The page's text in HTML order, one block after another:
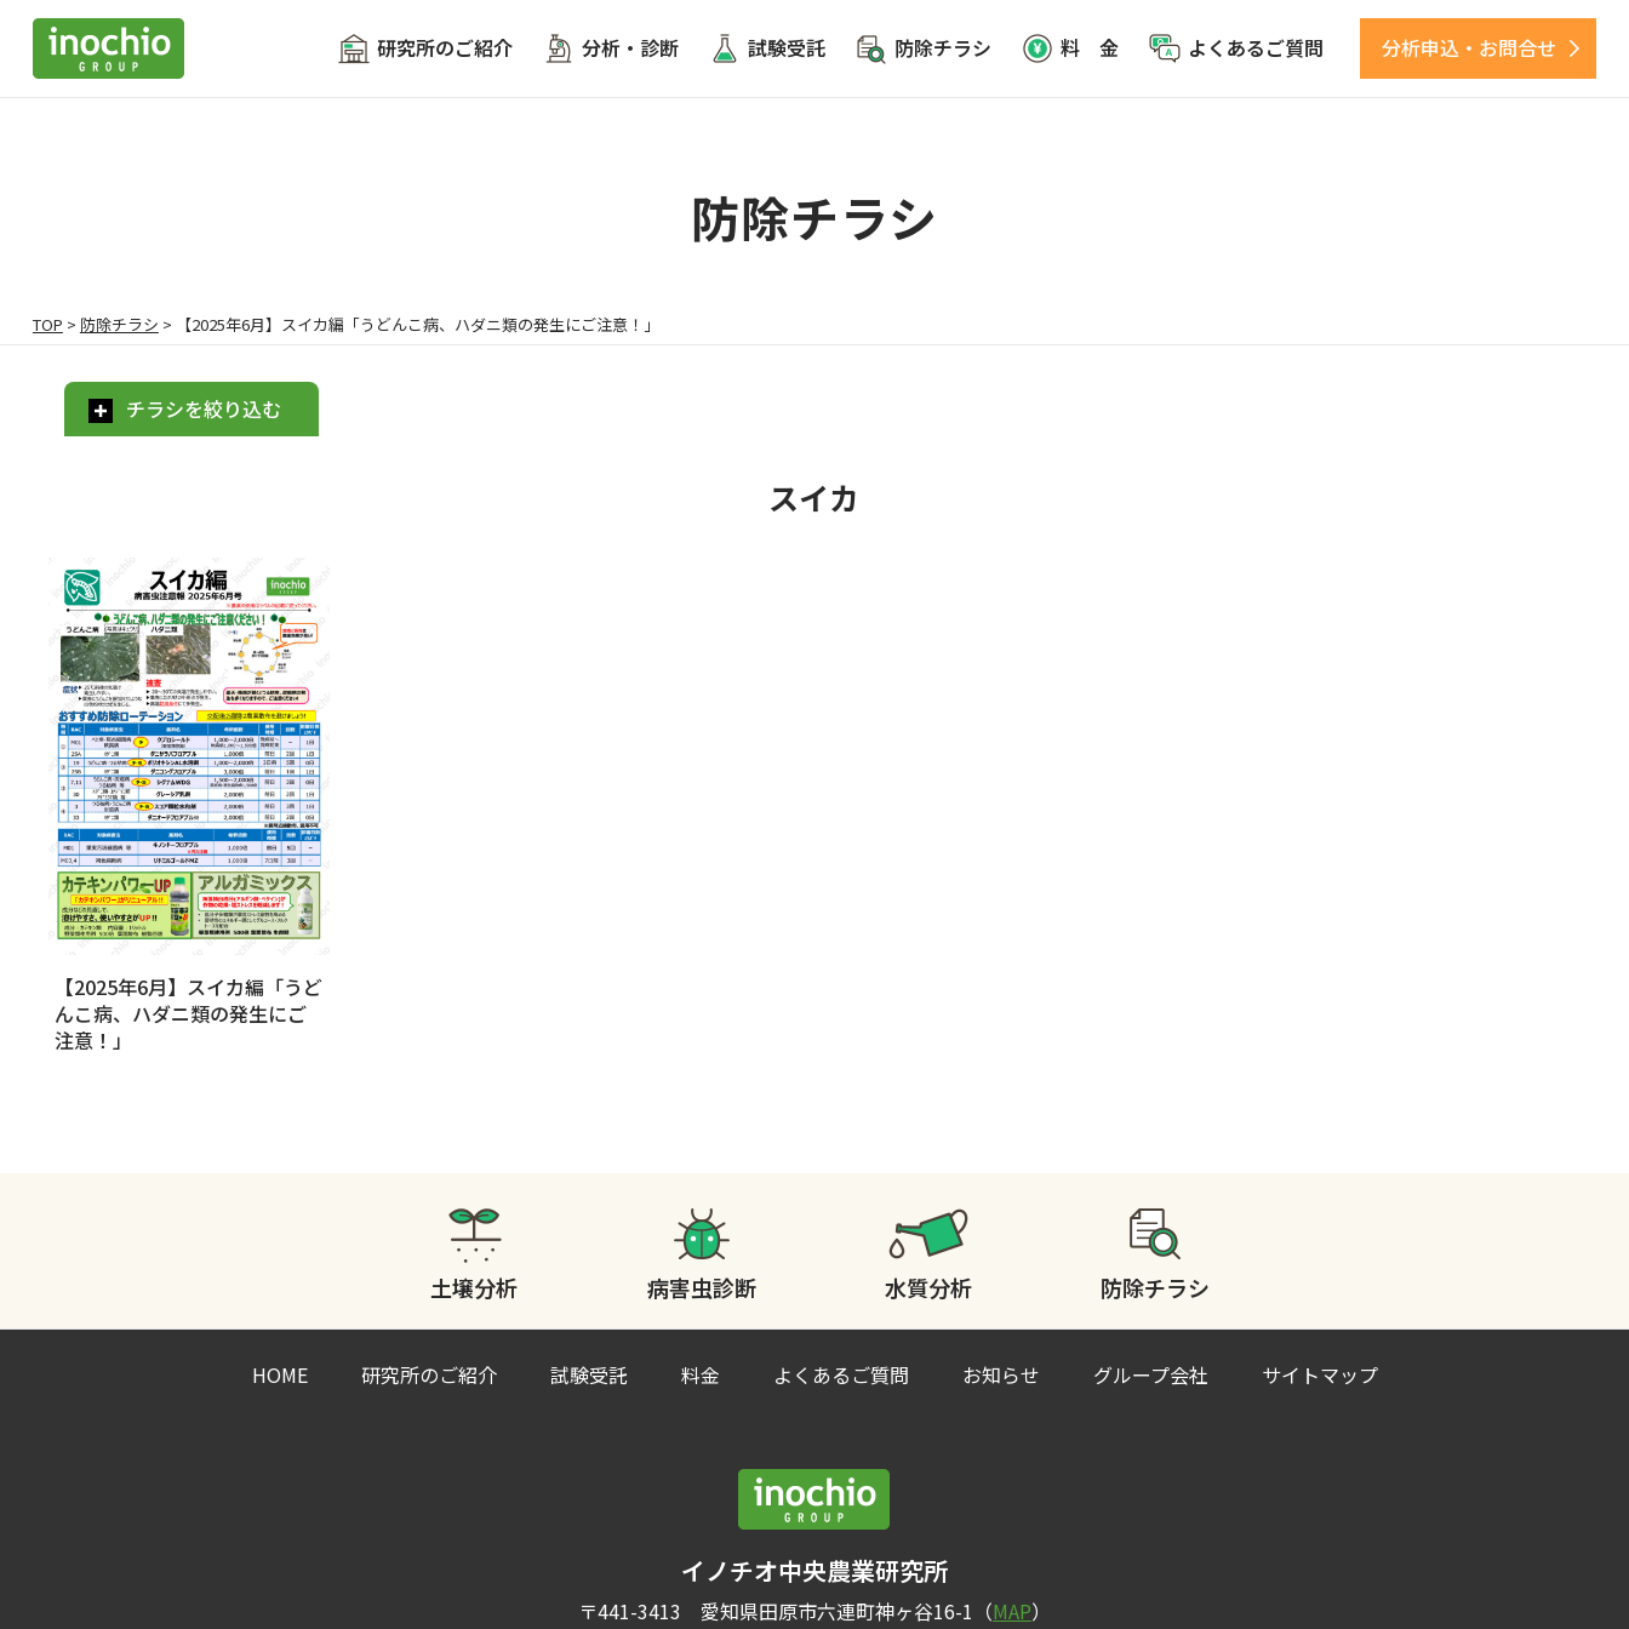
研究所のご紹介 分析・診断 試験受託 防除チラシ 料 金 よくあるご質問 分析申込・お問合せ
防除チラシ
TOP > 防除チラシ > 【2025年6月】スイカ編「うどんこ病、ハダニ類の発生にご注意！」
チラシを絞り込む
スイカ
【2025年6月】スイカ編「うど
んこ病、ハダニ類の発生にご
注意！」
土壌分析 病害虫診断 水質分析 防除チラシ
HOME 研究所のご紹介 試験受託 料金 よくあるご質問 お知らせ グループ会社 サイトマップ
イノチオ中央農業研究所
〒441-3413 愛知県田原市六連町神ヶ谷16-1（MAP）